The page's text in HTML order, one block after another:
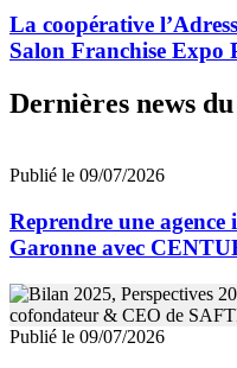
La coopérative
Salon Franchise Expo
Dernières news
Publié le 09/07/2026
Reprendre une
Garonne avec
Publié le 09/07/2026